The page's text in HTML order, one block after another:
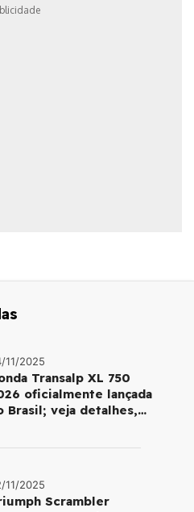
11/2025
Transalp XL 750
oficialmente lançada
Brasil; veja detalhes,
11/2025
Scrambler